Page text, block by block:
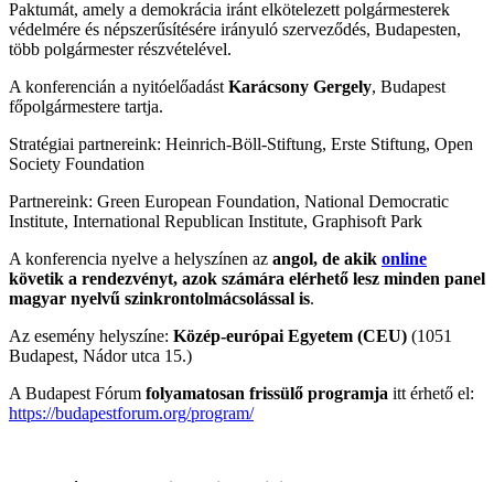
Paktumát, amely a demokrácia iránt elkötelezett polgármesterek
védelmére és népszerűsítésére irányuló szerveződés, Budapesten,
több polgármester részvételével.
A konferencián a nyitóelőadást Karácsony Gergely, Budapest
főpolgármestere tartja.
Stratégiai partnereink: Heinrich-Böll-Stiftung, Erste Stiftung, Open
Society Foundation
Partnereink: Green European Foundation, National Democratic
Institute, International Republican Institute, Graphisoft Park
A konferencia nyelve a helyszínen az angol, de akik online
követik a rendezvényt, azok számára elérhető lesz minden panel
magyar nyelvű szinkrontolmácsolással is.
Az esemény helyszíne: Közép-európai Egyetem (CEU) (1051
Budapest, Nádor utca 15.)
A Budapest Fórum folyamatosan frissülő programja itt érhető el:
https://budapestforum.org/program/